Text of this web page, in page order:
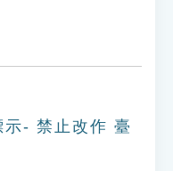
- 禁止改作 臺